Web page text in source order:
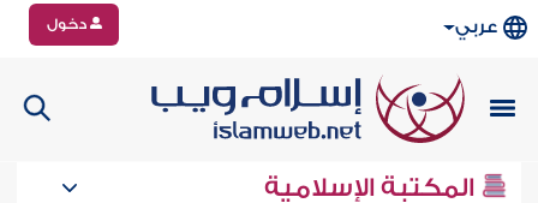
عربي دخول
المكتبة الإسلامية